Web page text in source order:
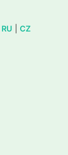
RU CZ